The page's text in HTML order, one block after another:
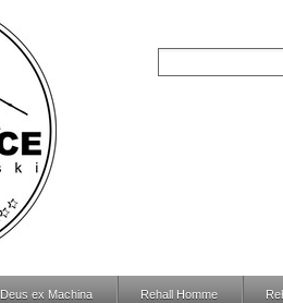
Deus ex Machina Rehall Homme